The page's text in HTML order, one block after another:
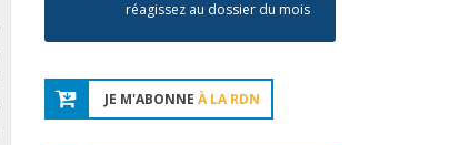
réagissez au dossier du mois
JE M'ABONNE À LA RDN